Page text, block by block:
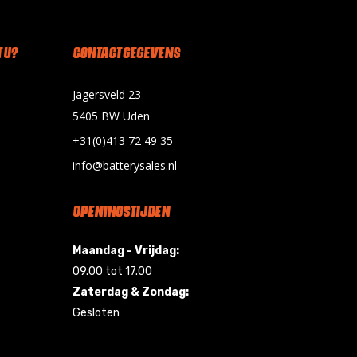
U? CONTACT GEGEVENS
Jagersveld 23
5405 BW Uden
+31(0)413 72 49 35
info@batterysales.nl
OPENINGSTIJDEN
Maandag - Vrijdag:
09.00 tot 17.00
Zaterdag & Zondag:
Gesloten